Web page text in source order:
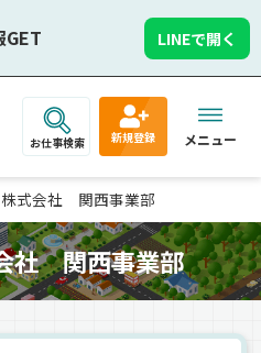
GET LINEで開く
お仕事検索 新規登録 メニュー
式会社 関西事業部
社 関西事業部